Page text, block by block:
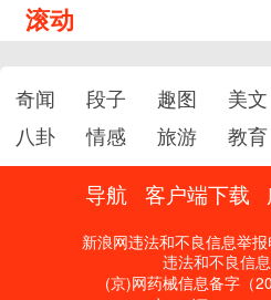
滚动
奇闻 段子 趣图 美文
八卦
情感 旅游 教育
导航 客户端下载
新浪网违法和不良信息举
违法和不良信
(京)网药械信息备字（